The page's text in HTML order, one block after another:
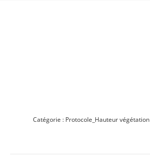
Catégorie : Protocole_Hauteur végétation